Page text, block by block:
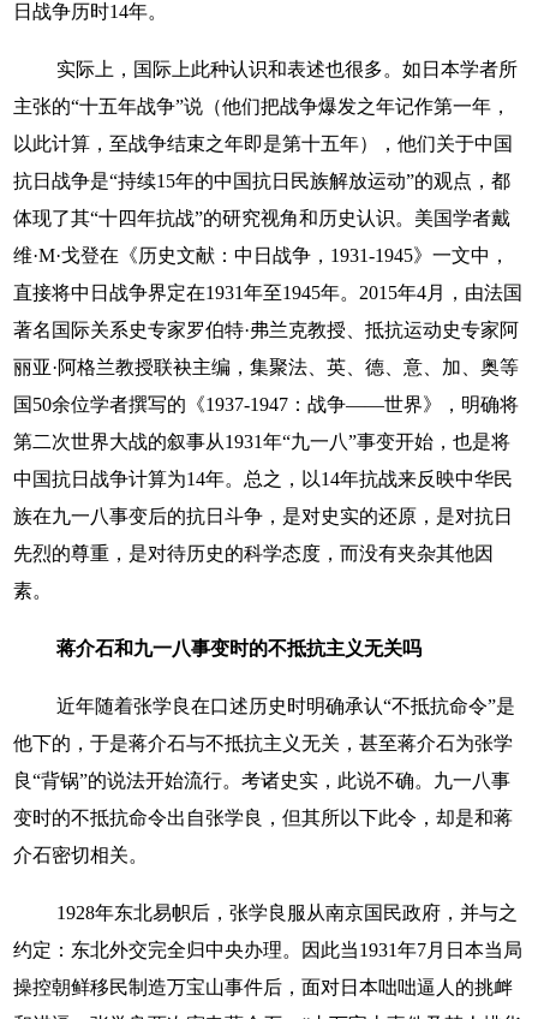
日战争历时14年。
实际上，国际上此种认识和表述也很多。如日本学者所
主张的“十五年战争”说（他们把战争爆发之年记作第一年，
以此计算，至战争结束之年即是第十五年），他们关于中国
抗日战争是“持续15年的中国抗日民族解放运动”的观点，都
体现了其“十四年抗战”的研究视角和历史认识。美国学者戴
维·M·戈登在《历史文献：中日战争，1931-1945》一文中，
直接将中日战争界定在1931年至1945年。2015年4月，由法国
著名国际关系史专家罗伯特·弗兰克教授、抵抗运动史专家阿
丽亚·阿格兰教授联袂主编，集聚法、英、德、意、加、奥等
国50余位学者撰写的《1937-1947：战争——世界》，明确将
第二次世界大战的叙事从1931年“九一八”事变开始，也是将
中国抗日战争计算为14年。总之，以14年抗战来反映中华民
族在九一八事变后的抗日斗争，是对史实的还原，是对抗日
先烈的尊重，是对待历史的科学态度，而没有夹杂其他因
素。
蒋介石和九一八事变时的不抵抗主义无关吗
近年随着张学良在口述历史时明确承认“不抵抗命令”是
他下的，于是蒋介石与不抵抗主义无关，甚至蒋介石为张学
良“背锅”的说法开始流行。考诸史实，此说不确。九一八事
变时的不抵抗命令出自张学良，但其所以下此令，却是和蒋
介石密切相关。
1928年东北易帜后，张学良服从南京国民政府，并与之
约定：东北外交完全归中央办理。因此当1931年7月日本当局
操控朝鲜移民制造万宝山事件后，面对日本咄咄逼人的挑衅